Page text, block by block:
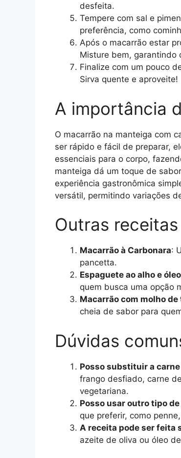
desfeita.
Tempere com sal e
preferência, como
Após o macarrão estar
Misture bem, garantindo
Finalize com um pouco
Sirva quente e aproveite!
A importância
O macarrão na manteiga com
ser rápido e fácil de preparar,
essenciais para o corpo,
manteiga dá um toque de
experiência gastronômica
versátil, permitindo variações
Outras
Macarrão à Carbonara:
pancetta.
Espaguete ao alho e óleo
quem busca uma opção
Macarrão com molho
cheia de sabor para
Dúvidas
Posso substituir a
frango desfiado, carne
vegetariana.
Posso usar outro tipo
que preferir, como
A receita pode ser feita
azeite de oliva ou óleo